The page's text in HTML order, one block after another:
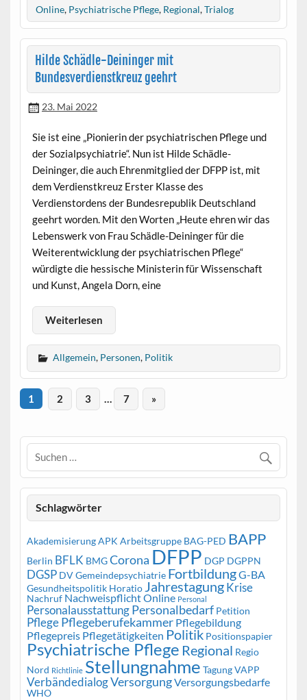
Online, Psychiatrische Pflege, Regional,Trialog
Hilde Schädle-Deininger mit
Bundesverdienstkreuz geehrt
23. Mai 2022
Sie ist eine „Pionierin der psychiatrischen Pflege und
der Sozialpsychiatrie“. Nun ist Hilde Schädle-
Deininger, die auch Ehrenmitglied der DFPP ist, mit
dem Verdienstkreuz Erster Klasse des
Verdienstordens der Bundesrepublik Deutschland
geehrt worden. Mit den Worten „Heute ehren wir das
Lebenswerk von Frau Schädle-Deininger für die
Weiterentwicklung der psychiatrischen Pflege“
würdigte die hessische Ministerin für Wissenschaft
und Kunst, Angela Dorn, eine
Weiterlesen
Allgemein, Personen, Politik
1 2 3 … 7 »
Schlagwörter
AkademisierungAPK Arbeitsgruppe BAG-PED BAPP
Berlin BFLK BMGCorona DFPP DGP DGPPN
DGSP DV Gemeindepsychiatrie FortbildungG-BA
Gesundheitspolitik Horatio JahrestagungKrise
Nachruf NachweispflichtOnline Personal
PersonalausstattungPersonalbedarf Petition
PflegePflegeberufekammer Pflegebildung
Pflegepreis Pflegetätigkeiten Politik Positionspapier
Psychiatrische Pflege Regional Regio
Nord Richtlinie Stellungnahme TagungVAPP
VerbändedialogVersorgungVersorgungsbedarfe
WHO